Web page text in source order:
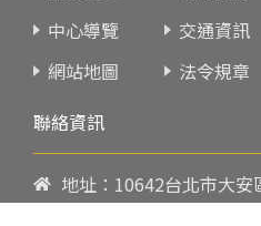
中心導覽
交通資訊
網站地圖
法令規章
聯絡資訊
地址：10642台北市大安